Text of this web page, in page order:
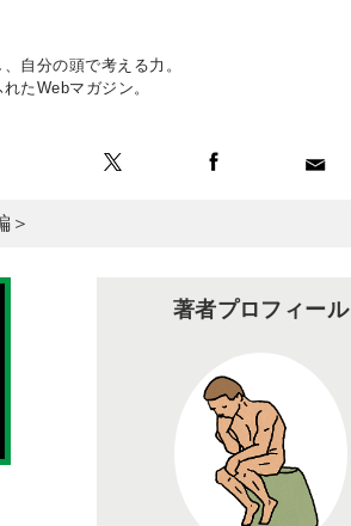
自分の頭で考える力。
たWebマガジン。
＞
著者プロフィール